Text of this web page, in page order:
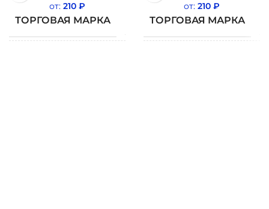
от: 210 ₽
ТОРГОВАЯ МАРКА BELBAL
от: 210 ₽
ТОРГОВАЯ МАРКА